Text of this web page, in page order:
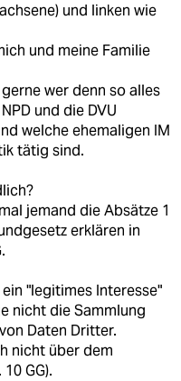
und linken wie
und meine Familie
wer denn so alles
und die DVU
welche ehemaligen IM
tätig sind.
jemand die Absätze 1
erklären in
"legitimes Interesse"
nicht die Sammlung
Daten Dritter.
nicht über dem
GG).